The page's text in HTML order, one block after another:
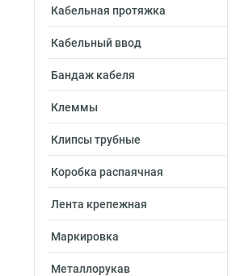
Кабельная протяжка
Кабельный ввод
Бандаж кабеля
Клеммы
Клипсы трубные
Коробка распаячная
Лента крепежная
Маркировка
Металлорукав